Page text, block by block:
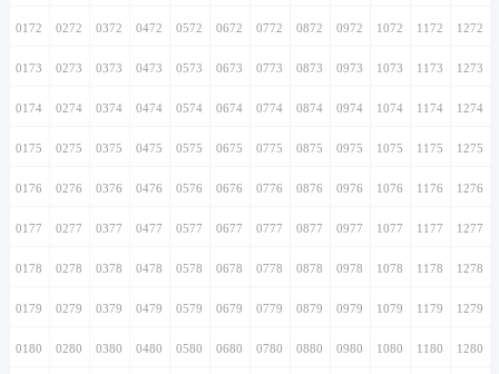
0172 0272 0372 0472 0572 0672 0772 0872 0972 1072 1172 1272
0173 0273 0373 0473 0573 0673 0773 0873 0973 1073 1173 1273
0174 0274 0374 0474 0574 0674 0774 0874 0974 1074 1174 1274
0175 0275 0375 0475 0575 0675 0775 0875 0975 1075 1175 1275
0176 0276 0376 0476 0576 0676 0776 0876 0976 1076 1176 1276
0177 0277 0377 0477 0577 0677 0777 0877 0977 1077 1177 1277
0178 0278 0378 0478 0578 0678 0778 0878 0978 1078 1178 1278
0179 0279 0379 0479 0579 0679 0779 0879 0979 1079 1179 1279
0180 0280 0380 0480 0580 0680 0780 0880 0980 1080 1180 1280